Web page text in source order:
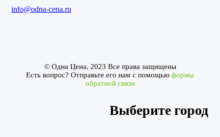
info@odna-cena.ru
© Одна Цена, 2023 Все права защищены
Есть вопрос? Отправьте его нам с помощью формы
обратной связи
Выберите город